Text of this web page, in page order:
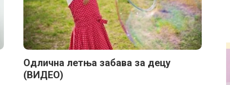
Одлична летња забава за децу
(ВИДЕО)